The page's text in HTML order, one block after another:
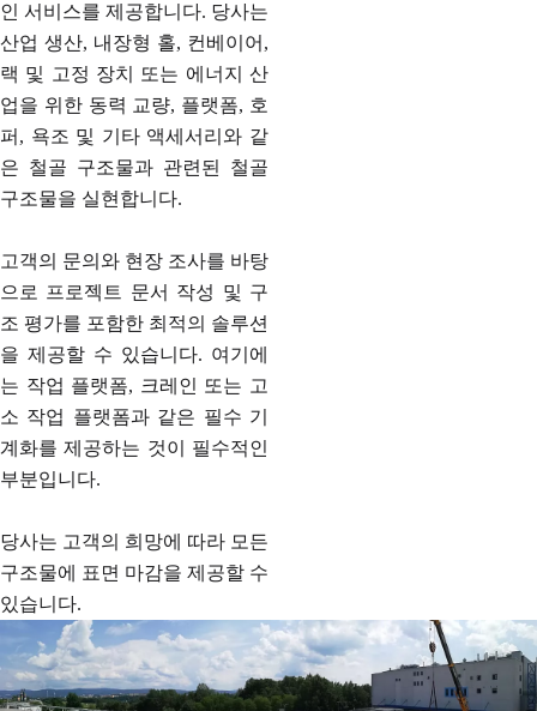
인 서비스를 제공합니다. 당사는
산업 생산, 내장형 홀, 컨베이어,
랙 및 고정 장치 또는 에너지 산
업을 위한 동력 교량, 플랫폼, 호
퍼, 욕조 및 기타 액세서리와 같
은 철골 구조물과 관련된 철골
구조물을 실현합니다.
고객의 문의와 현장 조사를 바탕
으로 프로젝트 문서 작성 및 구
조 평가를 포함한 최적의 솔루션
을 제공할 수 있습니다. 여기에
는 작업 플랫폼, 크레인 또는 고
소 작업 플랫폼과 같은 필수 기
계화를 제공하는 것이 필수적인
부분입니다.
당사는 고객의 희망에 따라 모든
구조물에 표면 마감을 제공할 수
있습니다.